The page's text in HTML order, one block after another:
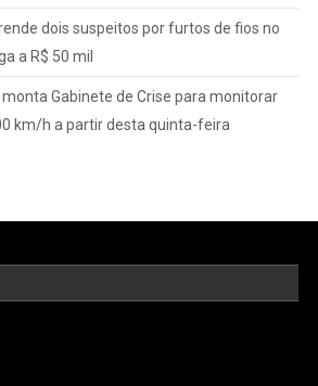
dois suspeitos por furtos de fios no
a R$ 50 mil
monta Gabinete de Crise para monitorar
km/h a partir desta quinta-feira